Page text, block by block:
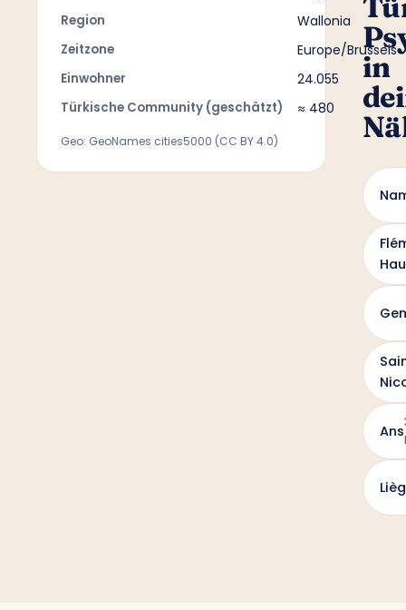
Region Wallonia
Zeitzone Europe/Brussels
Einwohner 24.055
Türkische Community (geschätzt) ≈ 480
Geo: GeoNames cities5000 (CC BY 4.0)
in
Ans